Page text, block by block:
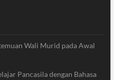
Wali Murid pada Awal
Pancasila dengan Bahasa